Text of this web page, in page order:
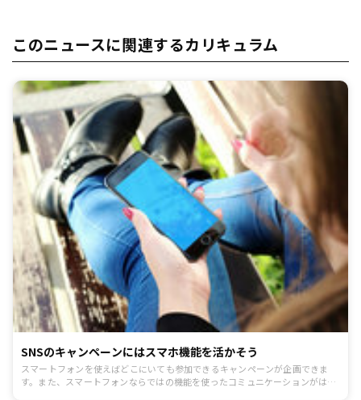
このニュースに関連するカリキュラム
SNSのキャンペーンにはスマホ機能を活かそう
スマートフォンを使えばどこにいても参加できるキャンペーンが企画できま
す。また、スマートフォンならではの機能を使ったコミュニケーションがはか